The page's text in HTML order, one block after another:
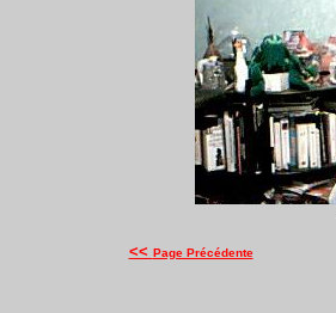
<< Page Précédente